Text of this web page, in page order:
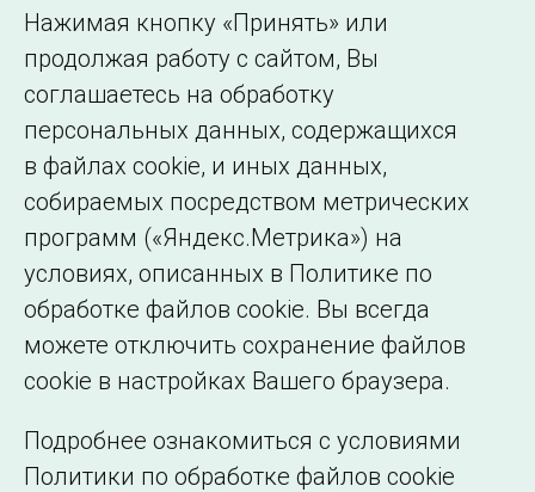
Сведения об
образовательной
организации
Нажимая кнопку «Принять» или
продолжая работу с сайтом, Вы
соглашаетесь на обработку
персональных данных, содержащихся
в файлах cookie, и иных данных,
собираемых посредством метрических
программ («Яндекс.Метрика») на
условиях, описанных в Политике по
обработке файлов cookie. Вы всегда
можете отключить сохранение файлов
cookie в настройках Вашего браузера.
Подробнее ознакомиться с условиями
Политики по обработке файлов cookie